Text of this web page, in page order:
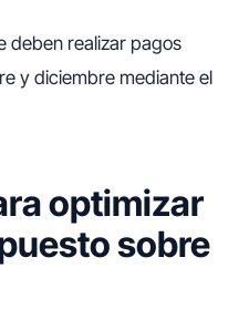
deben realizar pagos
y diciembre mediante el
optimizar
sobre